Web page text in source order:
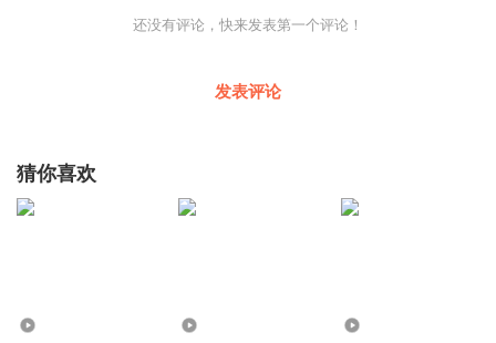
还没有评论，快来发表第一个评论！
发表评论
猜你喜欢